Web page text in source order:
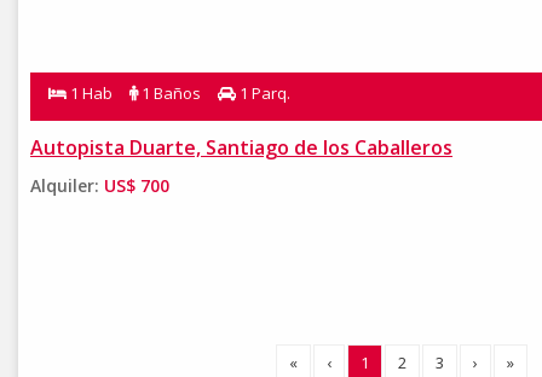
1 Hab 1 Baños 1 Parq.
Autopista Duarte, Santiago de los Caballeros
Alquiler: US$ 700
« ‹ 1 2 3 › »